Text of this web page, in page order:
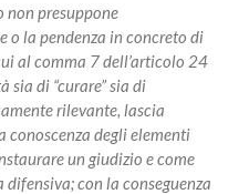
non presuppone
o la pendenza in concreto di
al comma 7 dell’articolo 24
sia di “curare” sia di
rilevante, lascia
conoscenza degli elementi
un giudizio e come
con la conseguenza